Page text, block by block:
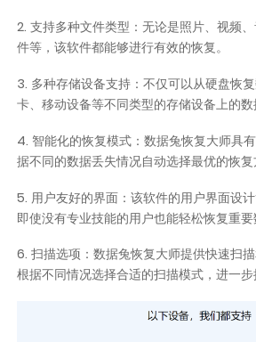
2. 支持多种文件类型：无论是照片、视频
件等，该软件都能够进行有效的恢复。
3. 多种存储设备支持：不仅可以从硬盘恢
卡、移动设备等不同类型的存储设备上的数
4. 智能化的恢复模式：数据兔恢复大师具
据不同的数据丢失情况自动选择最优的恢复
5. 用户友好的界面：该软件的用户界面设计
即使没有专业技能的用户也能轻松恢复重要
6. 扫描选项：数据兔恢复大师提供快速扫
根据不同情况选择合适的扫描模式，进一步